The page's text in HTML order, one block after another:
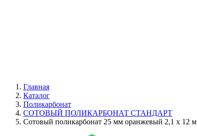
Главная
Каталог
Поликарбонат
СОТОВЫЙ ПОЛИКАРБОНАТ СТАНДАРТ
Сотовый поликарбонат 25 мм оранжевый 2,1 x 12 м